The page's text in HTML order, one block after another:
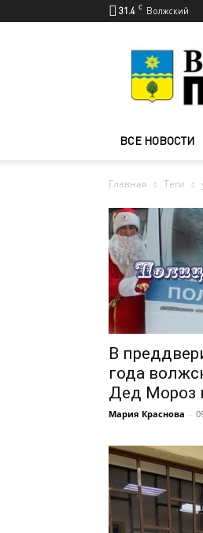
31.4 C Волжский
ВСЕ НОВОСТИ
Главная Теги
В
года
Дед Мороз
Мария Краснова -